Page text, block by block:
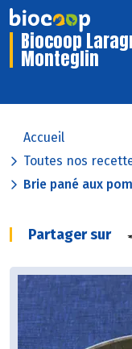
Biocoop
Monteglin
Accueil
Toutes nos
Brie pané aux
Partager sur